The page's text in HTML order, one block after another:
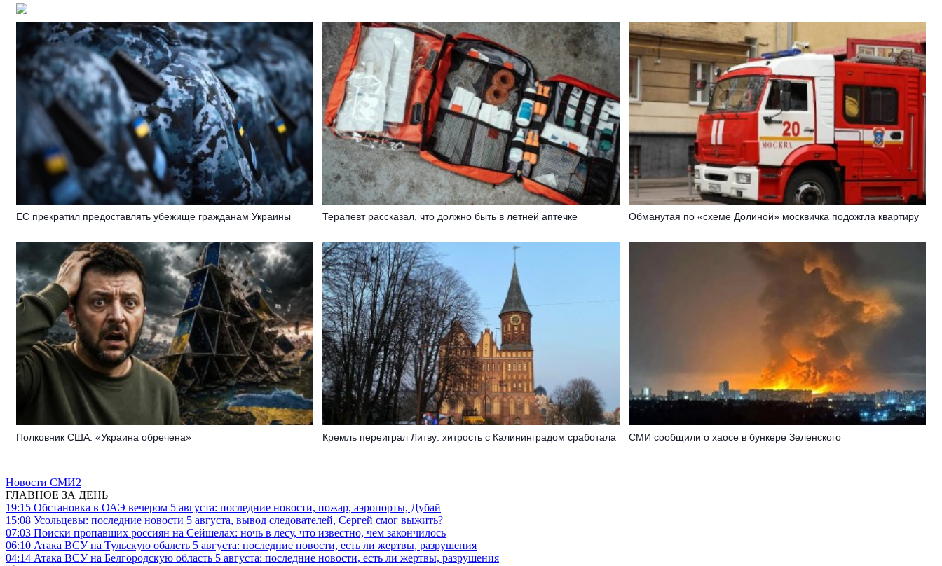
ЕС прекратил предоставлять убежище гражданам Украины Терапевт рассказал, что должно быть в летней аптечке Обманутая по «схеме Долиной» москвичка подожгла квартиру
Полковник США: «Украина обречена» Кремль переиграл Литву: хитрость с Калининградом сработала СМИ сообщили о хаосе в бункере Зеленского
Новости СМИ2
ГЛАВНОЕ ЗА ДЕНЬ
19:15 Обстановка в ОАЭ вечером 5 августа: последние новости, пожар, аэропорты, Дубай
15:08 Усольцевы: последние новости 5 августа, вывод следователей, Сергей смог выжить?
07:03 Поиски пропавших россиян на Сейшелах: ночь в лесу, что известно, чем закончилось
06:10 Атака ВСУ на Тульскую обалсть 5 августа: последние новости, есть ли жертвы, разрушения
04:14 Атака ВСУ на Белгородскую область 5 августа: последние новости, есть ли жертвы, разрушения